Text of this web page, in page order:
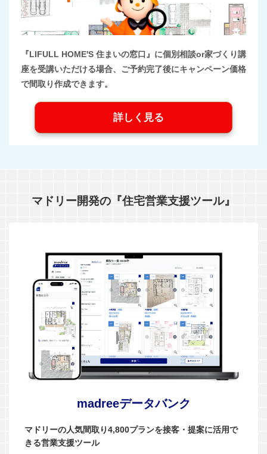
『LIFULL HOME'S 住まいの窓口』に個別相談or家づくり講
座を受講いただける場合、ご予約完了後にキャンペーン価格
で間取り作成できます。
詳しく見る
マドリー開発の『住宅営業支援ツール』
madreeデータバンク
マドリーの人気間取り4,800プランを接客・提案に活用で
きる営業支援ツール